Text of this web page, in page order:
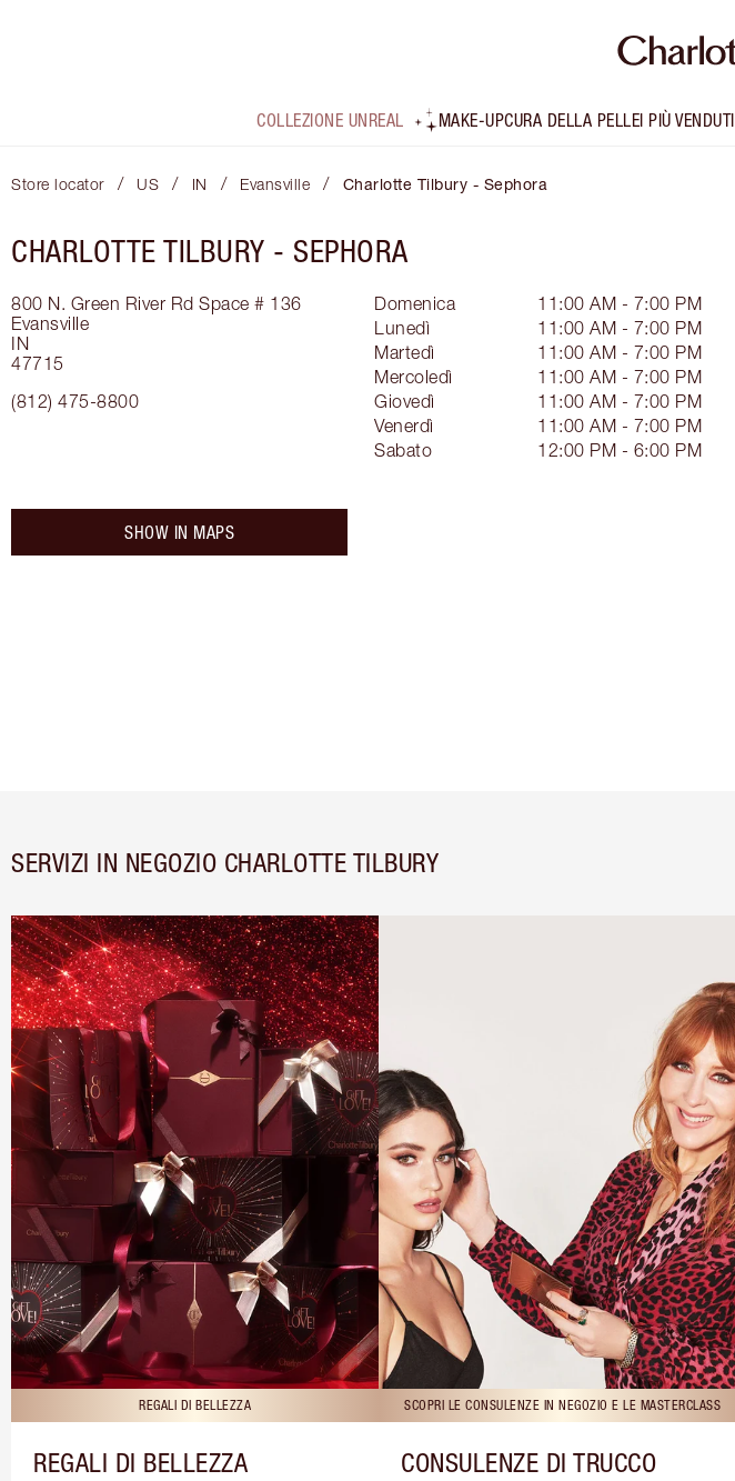
COLLEZIONE UNREAL MAKE-UPCURA DELLA PELLEI PIÙ VENDUTI
Store locator / US / IN / Evansville / Charlotte Tilbury - Sephora
CHARLOTTE TILBURY - SEPHORA
800 N. Green River Rd Space # 136
Evansville
IN
47715
(812) 475-8800
Domenica
11:00 AM - 7:00 PM
Lunedì
11:00 AM - 7:00 PM
Martedì
11:00 AM - 7:00 PM
Mercoledì
11:00 AM - 7:00 PM
Giovedì
11:00 AM - 7:00 PM
Venerdì
11:00 AM - 7:00 PM
Sabato
12:00 PM - 6:00 PM
SHOW IN MAPS
SERVIZI IN NEGOZIO CHARLOTTE TILBURY
REGALI DI BELLEZZA
REGALI DI BELLEZZA
SCOPRI LE CONSULENZE IN NEGOZIO E LE MASTERCLASS
CONSULENZE DI TRUCCO